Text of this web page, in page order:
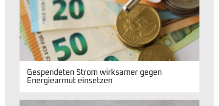
Gespendeten Strom wirksamer gegen
Energiearmut einsetzen